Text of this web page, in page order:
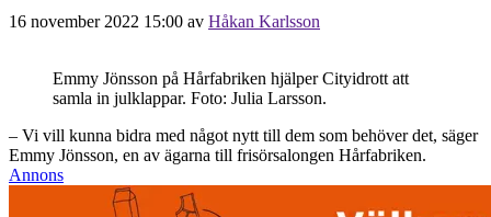
16 november 2022 15:00 av Håkan Karlsson
Emmy Jönsson på Hårfabriken hjälper Cityidrott att
samla in julklappar. Foto: Julia Larsson.
– Vi vill kunna bidra med något nytt till dem som behöver det, säger
Emmy Jönsson, en av ägarna till frisörsalongen Hårfabriken.
Annons